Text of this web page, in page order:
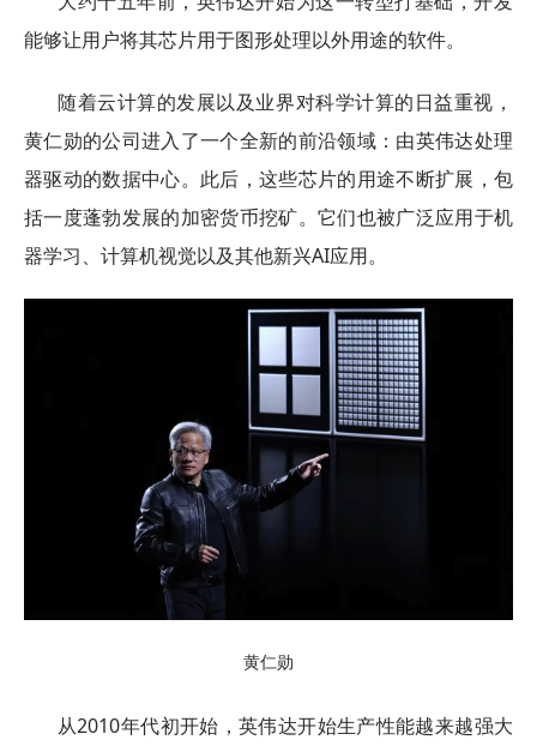
能够让用户将其芯片用于图形处理以外用途的软件。
随着云计算的发展以及业界对科学计算的日益重视，
黄仁勋的公司进入了一个全新的前沿领域：由英伟达处理
器驱动的数据中心。此后，这些芯片的用途不断扩展，包
括一度蓬勃发展的加密货币挖矿。它们也被广泛应用于机
器学习、计算机视觉以及其他新兴AI应用。
黄仁勋
从2010年代初开始，英伟达开始生产性能越来越强大